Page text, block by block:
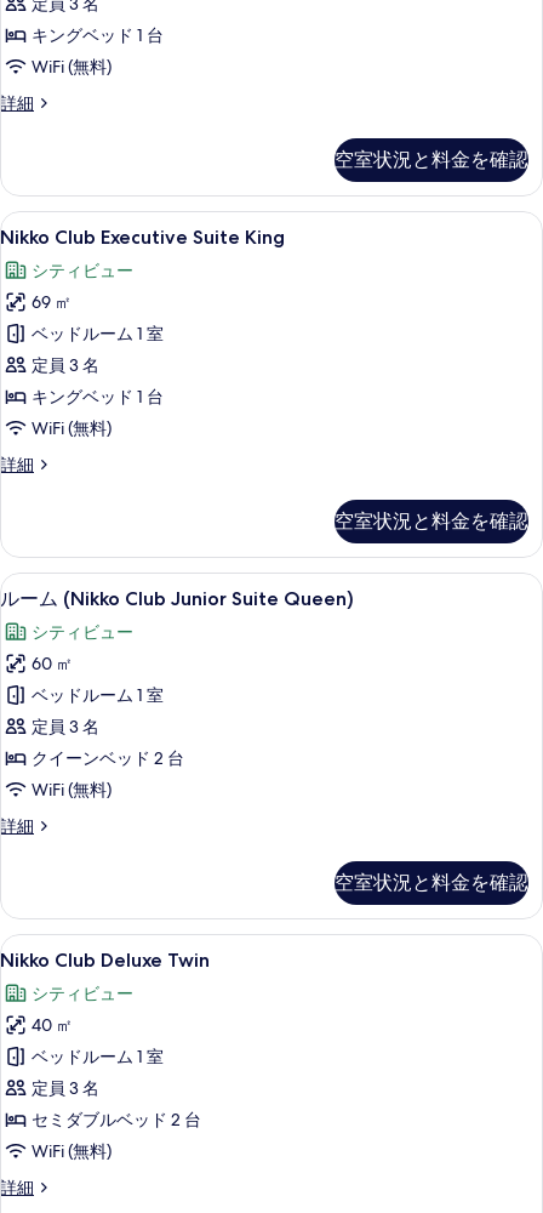
す
べ
て
の
を
表
示
す
る
キングベッド 1 台
WiFi (無料)
詳細
Nikko
の
詳
細
空室状況と料金を確認
Nikko
Club
Executive
Suite
King
の
す
べ
て
真
を
表
示
す
る
個別の浴槽とシャワー、バスアメニ
9
Nikko Club Executive Suite King
シティビュー
69 ㎡
ベッドルーム 1 室
定員 3 名
キングベッド 1 台
WiFi (無料)
詳細
Nikko
King
の
詳
空室状況と料金を確認
ル
ー
ム
(Nikko
Club
Junior
Suite
Queen)
の
て
の
写
真
を
表
示
す
る
セーフティボックス (室内)、デスク
8
ルーム (Nikko Club Junior Suite Queen)
シティビュー
60 ㎡
ベッドルーム 1 室
定員 3 名
クイーンベッド 2 台
WiFi (無料)
詳細
ル
Club
Junior
Suite
の
詳
細
空室状況と料金を確認
Nikko
Club
Deluxe
Twin
の
す
べ
て
の
セーフティボックス (室内)、デスク
11
Nikko Club Deluxe Twin
シティビュー
40 ㎡
ベッドルーム 1 室
定員 3 名
セミダブルベッド 2 台
WiFi (無料)
詳細
Nikko